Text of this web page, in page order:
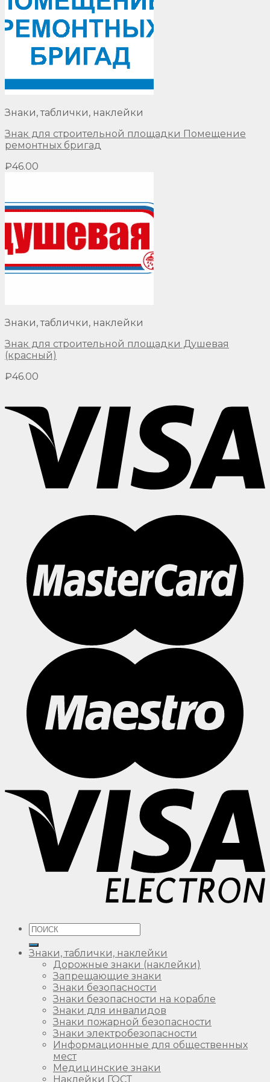
Знаки, таблички, наклейки
Знак для строительной площадки Помещение
ремонтных бригад
₽46.00
Знаки, таблички, наклейки
Знак для строительной площадки Душевая
(красный)
₽46.00
Искать:
Знаки, таблички, наклейки
Дорожные знаки (наклейки)
Запрещающие знаки
Знаки безопасности
Знаки безопасности на корабле
Знаки для инвалидов
Знаки пожарной безопасности
Знаки электробезопасности
Информационные для общественных
мест
Медицинские знаки
Наклейки ГОСТ